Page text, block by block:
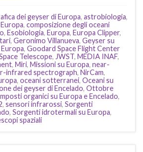
dei geyser di Europa, astrobiologia,
, composizione degli oceani
, Esobiologia, Europa, Europa Clipper,
, Geronimo Villanueva, Geyser su
, Goodard Space Flight Center
Telescope, JWST, MEDIA INAF,
, Miri, Missioni su Europa, near-
infrared spectrograph, NirCam,
, oceani sotterranei, Oceani su
dei geyser di Encelado, Ottobre
organici su Europa e Encelado,
, sensori infrarossi, Sorgenti
, Sorgenti idrotermali su Europa,
spaziali